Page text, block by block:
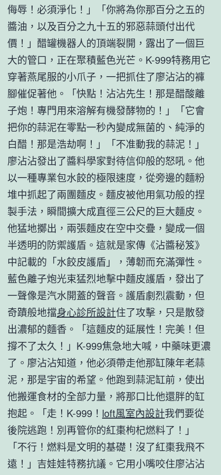
侮辱！必須淨化！」「你將為你那百分之五的
醬油，以及百分之九十五的邪惡蒜頭付出代
價！」醋罐機器人的頂端裂開，露出了一個巨
大的管口，正在聚積藍色光芒。K-999特務用它
穿著燕尾服的小爪子，一把抓住了廖沾沾的褲
腳催促著他。「快點！沾沾先生！那是醋酸離
子炮！專門用來溶解有機發酵物的！」「它會
把你的蒜泥在零點一秒內變成無菌的、純淨的
白醋！那是浩劫啊！」「不准動我的蒜泥！」
廖沾沾發出了醬料學家對待信仰般的怒吼。他
以一種專業包水餃的極限速度，從旁邊的麵粉
堆中抓起了兩團麵皮。麵皮被他用氣功般的捏
製手法，瞬間擴大成直徑三公尺的巨大麵皮。
他猛地擲出，兩張麵皮在空中交疊，變成一個
半透明的防禦護盾。這就是家傳《沾醬秘笈》
中記載的「水餃皮護盾」，薄韌而充滿彈性。
藍色離子炮光束猛烈地擊中麵皮護盾，發出了
一聲像是汽水開蓋的聲音。護盾劇烈震動，但
奇蹟般地擋身心診所設計住了攻擊，只是散發
出濃郁的麵香。「這麵皮的延展性！完美！但
撐不了太久！」K-999焦急地大喊，中藥味更濃
了。廖沾沾知道，他必須帶走他那缸陳年老蒜
泥，那是宇宙的希望。他跑到蒜泥缸前，使出
他搬運食材的全部力量，將那口比他還胖的缸
抱起。「走！K-999！ loft風室內設計我們要從
後院逃跑！別再管你的紅棗枸杞燃料了！」
「不行！燃料是文明的基礎！沒了紅棗我飛不
遠！」吉娃娃特務抗議。它用小嘴咬住廖沾沾